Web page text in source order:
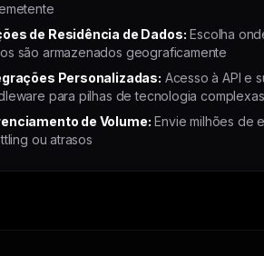
de Residência de Dados: Escolha
são armazenados geograficamente
Personalizadas: Acesso à API e
para pilhas de tecnologia complexas
de Volume: Envie milhões de
ou atrasos